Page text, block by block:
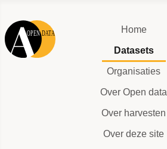
Home
Datasets
Organisaties
Over Open data
Over harvesten
Over deze site